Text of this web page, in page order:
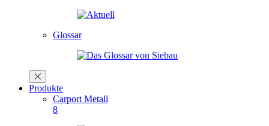
Glossar
Produkte
Carport Metall
8